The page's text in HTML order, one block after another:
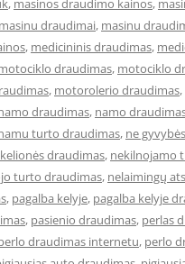
, masinos draudimo kainos,
masinu draudimai, masinu
, medicininis draudimas,
draudimas, motociklo
, motorolerio draudimas,
draudimas, namo
turto draudimas, ne
draudimas, nekilnojamo
turto draudimas, nelaimingų
, pagalba kelyje, pagalba kelyje
, pasienio draudimas, perlas
draudimas internetu, perlo